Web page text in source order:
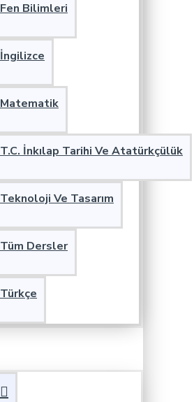
Fen Bilimleri
İngilizce
Matematik
T.C. İnkılap Tarihi Ve Atatürkçülük
Teknoloji Ve Tasarım
Tüm Dersler
Türkçe